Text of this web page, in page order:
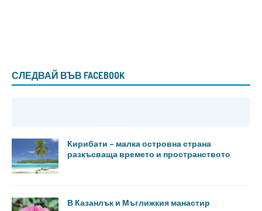
СЛЕДВАЙ ВЪВ FACEBOOK
Кирибати – малка островна страна
разкъсваща времето и пространството
В Казанлък и Мъглижкия манастир